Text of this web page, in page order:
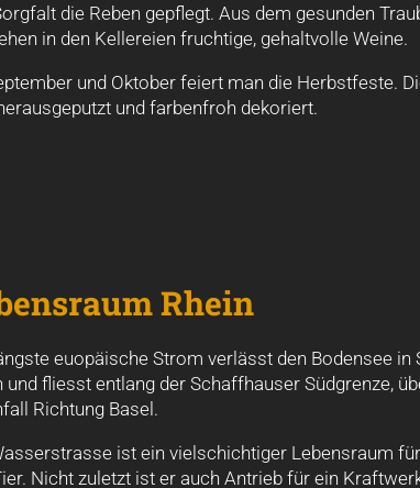
die Reben gepflegt. Aus dem gesunden
in den Kellereien fruchtige, gehaltvolle Weine.
und Oktober feiert man die Herbstfeste.
und farbenfroh dekoriert.
Rhein
euopäische Strom verlässt den Bodensee in
und fliesst entlang der Schaffhauser Südgrenze,
Richtung Basel.
ist ein vielschichtiger Lebensraum
Nicht zuletzt ist er auch Antrieb für ein